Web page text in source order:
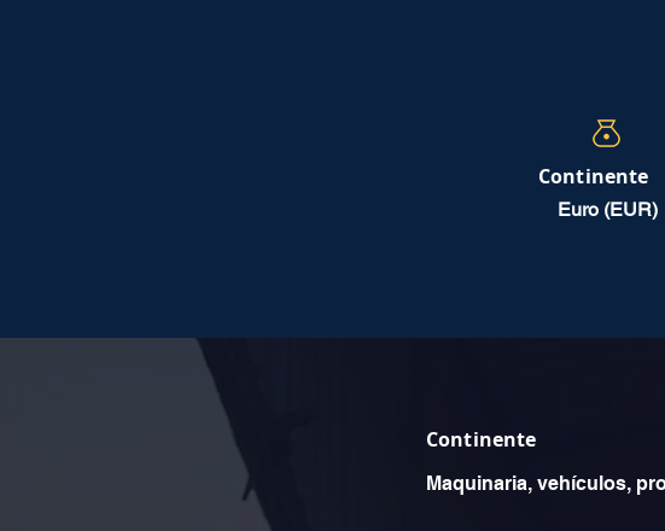
Continente
Euro (EUR)
Continente
Maquinaria, vehículos,